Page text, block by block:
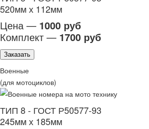
520мм х 112мм
Цена — 1000 руб
Комплект — 1700 руб
Заказать
Военные
(для мотоциклов)
ТИП 8 - ГОСТ Р50577-93
245мм х 185мм